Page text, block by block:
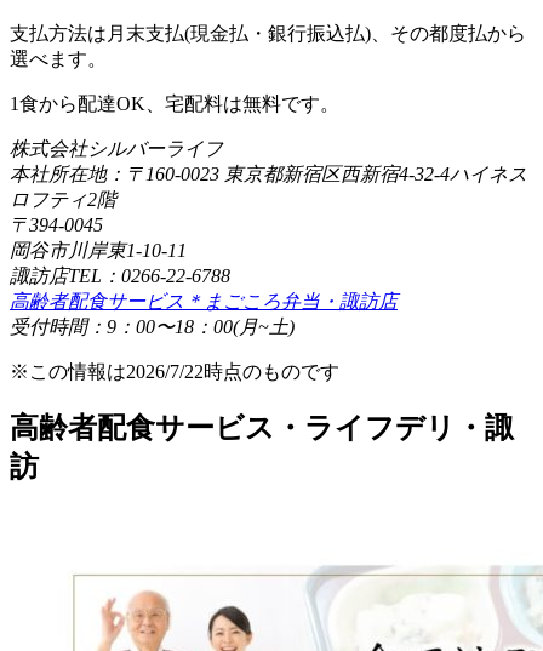
支払方法は月末支払(現金払・銀行振込払)、その都度払から
選べます。
1食から配達OK、宅配料は無料です。
株式会社シルバーライフ
本社所在地：〒160-0023 東京都新宿区西新宿4-32-4ハイネス
ロフティ2階
〒394-0045
岡谷市川岸東1-10-11
諏訪店TEL：0266-22-6788
高齢者配食サービス＊まごころ弁当・諏訪店
受付時間：9：00〜18：00(月~土)
※この情報は2026/7/22時点のものです
高齢者配食サービス・ライフデリ・諏
訪